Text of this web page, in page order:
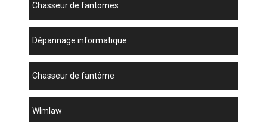
chasseur de fantomes
dépannage informatique
chasseur de fantôme
wlmlaw